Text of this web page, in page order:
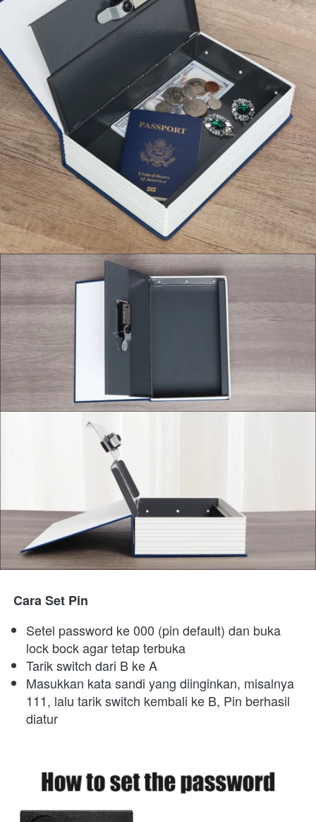
Cara Set Pin
Setel password ke 000 (pin default) dan buka
lock bock agar tetap terbuka
Tarik switch dari B ke A
Masukkan kata sandi yang diinginkan, misalnya
111, lalu tarik switch kembali ke B, Pin berhasil
diatur